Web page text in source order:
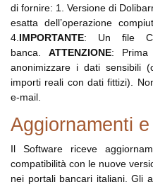
di fornire: 1. Versione di
esatta dell’operazione
4.IMPORTANTE: Un file
banca. ATTENZIONE: Prima
anonimizzare i dati sensibili
importi reali con dati fittizi).
e-mail.
Aggiornamenti
Il Software riceve
compatibilità con le nuove
nei portali bancari italiani. Gli